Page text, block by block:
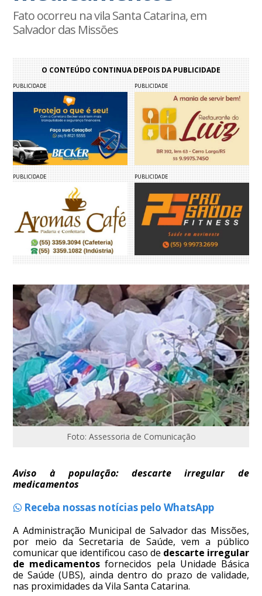
Fato ocorreu na vila Santa Catarina, em
Salvador das Missões
O CONTEÚDO CONTINUA DEPOIS DA PUBLICIDADE
PUBLICIDADE PUBLICIDADE
PUBLICIDADE PUBLICIDADE
Foto: Assessoria de Comunicação
Aviso à população: descarte irregular de
medicamentos
Receba nossas notícias pelo WhatsApp
A Administração Municipal de Salvador das Missões,
por meio da Secretaria de Saúde, vem a público
comunicar que identificou caso de descarte irregular
de medicamentos fornecidos pela Unidade Básica
de Saúde (UBS), ainda dentro do prazo de validade,
nas proximidades da Vila Santa Catarina.